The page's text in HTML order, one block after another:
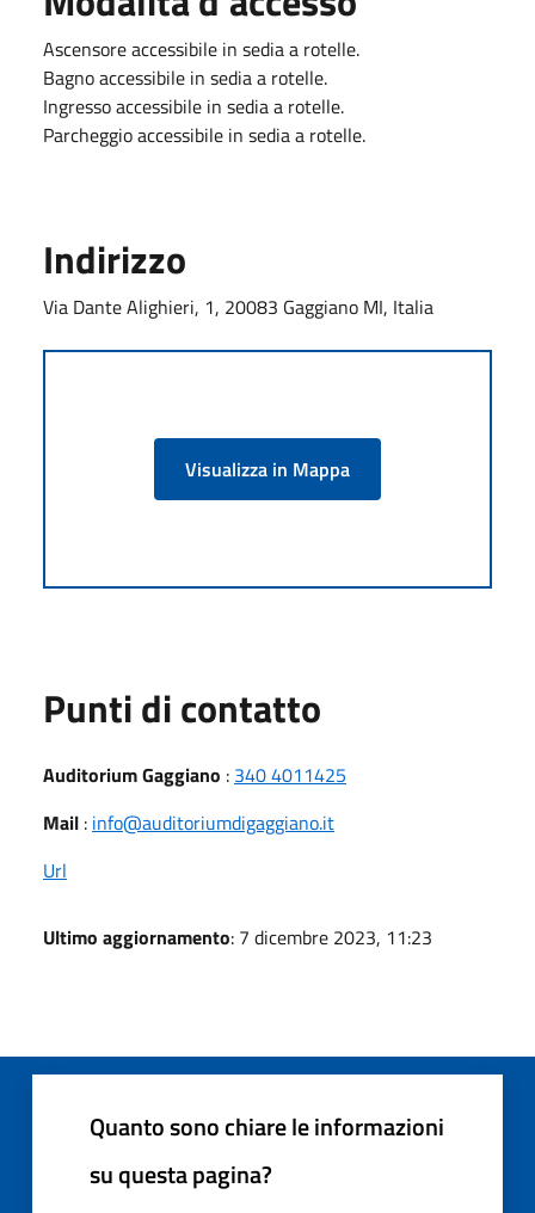
Ascensore accessibile in sedia a rotelle.
Bagno accessibile in sedia a rotelle.
Ingresso accessibile in sedia a rotelle.
Parcheggio accessibile in sedia a rotelle.
Indirizzo
Via Dante Alighieri, 1, 20083 Gaggiano MI, Italia
Visualizza in Mappa
Punti di contatto
Auditorium Gaggiano : 340 4011425
Mail : info@auditoriumdigaggiano.it
Url
Ultimo aggiornamento: 7 dicembre 2023, 11:23
Quanto sono chiare le informazioni
su questa pagina?